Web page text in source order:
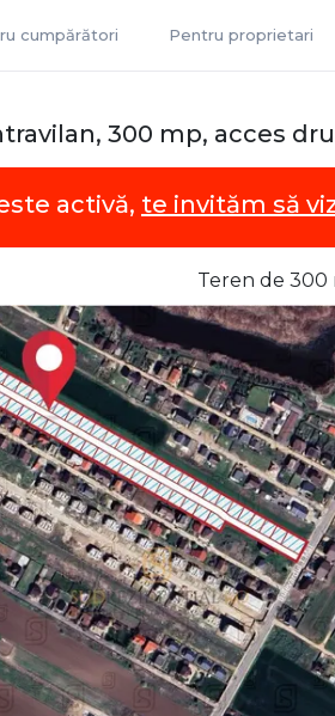
cumpărători Pentru proprietari
300 mp, acces
activă, te invităm să
Teren de 300